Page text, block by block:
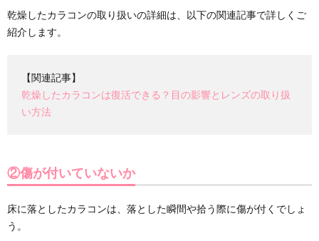
乾燥したカラコンの取り扱いの詳細は、以下の関連記事で詳しくご
紹介します。
【関連記事】
乾燥したカラコンは復活できる？目の影響とレンズの取り扱
い方法
②傷が付いていないか
床に落としたカラコンは、落とした瞬間や拾う際に傷が付くでしょ
う。